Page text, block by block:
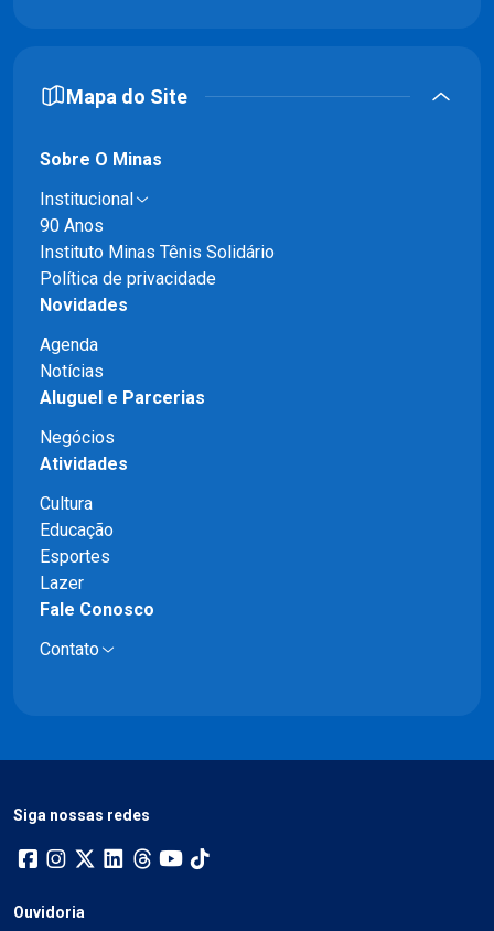
Mapa do Site
Sobre O Minas
Institucional
90 Anos
Instituto Minas Tênis Solidário
Política de privacidade
Novidades
Agenda
Notícias
Aluguel e Parcerias
Negócios
Atividades
Cultura
Educação
Esportes
Lazer
Fale Conosco
Contato
Siga nossas redes
Ouvidoria